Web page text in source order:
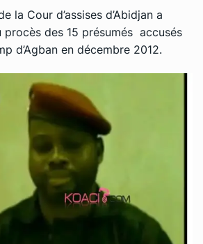
la Cour d’assises d’Abidjan a
des 15 présumés accusés
d’Agban en décembre 2012.